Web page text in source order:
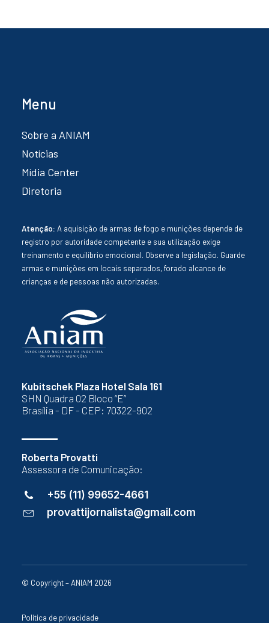
Kubitschek Plaza Hotel Sala 161
SHN Quadra 02 Bloco “E”
Brasília - DF - CEP: 70322-902
Roberta Provatti
Assessora de Comunicação:
+55 (11) 99652-4661
provattijornalista@gmail.com
Menu
Sobre a ANIAM
Notícias
Mídia Center
Diretoria
Atenção: A aquisição de armas de fogo e munições depende de
registro por autoridade competente e sua utilização exige
treinamento e equilíbrio emocional. Observe a legislação. Guarde
armas e munições em locais separados, forado alcance de
crianças e de pessoas não autorizadas.
© Copyright – ANIAM 2026
Política de privacidade